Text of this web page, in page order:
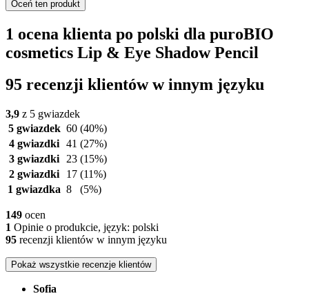
Oceń ten produkt
1 ocena klienta po polski dla puroBIO
cosmetics Lip & Eye Shadow Pencil
95 recenzji klientów w innym języku
3,9 z 5 gwiazdek
5 gwiazdek 60 (40%)
4 gwiazdki 41 (27%)
3 gwiazdki
23 (15%)
2 gwiazdki
17 (11%)
1 gwiazdka 8 (5%)
149 ocen
1 Opinie o produkcie, język: polski
95 recenzji klientów w innym języku
Pokaż wszystkie recenzje klientów
Sofia